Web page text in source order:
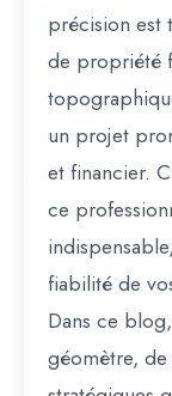
précision est
de propriété
un projet
et financier.
ce
fiabilité de
Dans ce
géomètre, de